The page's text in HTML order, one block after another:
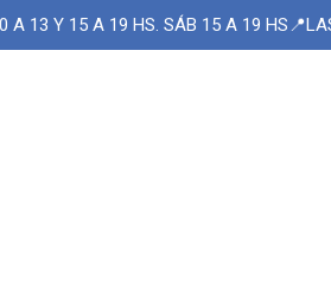
A 13 Y 15 A 19 HS. SÁB 15 A 19